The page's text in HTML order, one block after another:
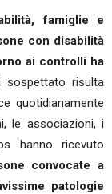
famiglie e
con disabilità
ai controlli ha
sospettato risulta
quotidianamente
le associazioni, i
hanno ricevuto
convocate a
patologie